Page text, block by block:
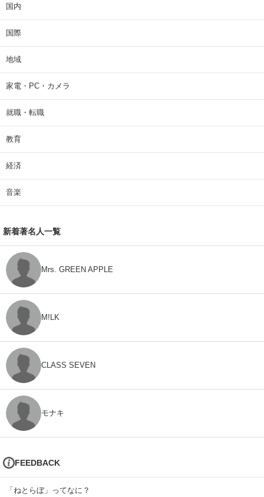
国内
国際
地域
家電・PC・カメラ
就職・転職
教育
経済
音楽
新着著名人一覧
Mrs. GREEN APPLE
M!LK
CLASS SEVEN
モナキ
FEEDBACK
「ねとらぼ」ってなに？